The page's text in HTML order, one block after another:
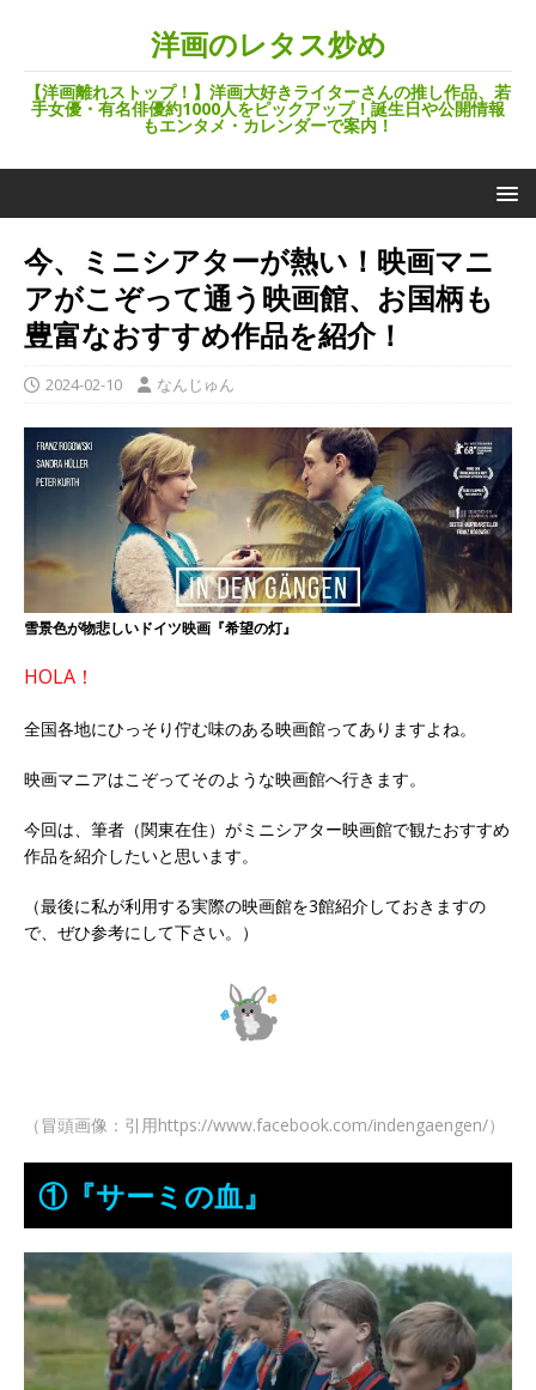
洋画のレタス炒め
【洋画離れストップ！】洋画大好きライターさんの推し作品、若
手女優・有名俳優約1000人をピックアップ！誕生日や公開情報
もエンタメ・カレンダーで案内！
今、ミニシアターが熱い！映画マニ
アがこぞって通う映画館、お国柄も
豊富なおすすめ作品を紹介！
2024-02-10 なんじゅん
雪景色が物悲しいドイツ映画『希望の灯』
HOLA！
全国各地にひっそり佇む味のある映画館ってありますよね。
映画マニアはこぞってそのような映画館へ行きます。
今回は、筆者（関東在住）がミニシアター映画館で観たおすすめ
作品を紹介したいと思います。
（最後に私が利用する実際の映画館を3館紹介しておきますの
で、ぜひ参考にして下さい。）
（冒頭画像：引用https://www.facebook.com/indengaengen/）
①『サーミの血』